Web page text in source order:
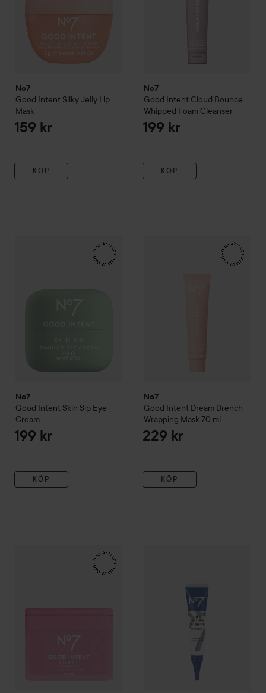
No7
Good Intent Silky Jelly Lip
Mask
159 kr
KÖP
No7
Good Intent Cloud Bounce
Whipped Foam Cleanser
199 kr
KÖP
No7
Good Intent Skin Sip Eye
Cream
199 kr
KÖP
Skin Sip Eye Cream
No7
Good Intent Dream Drench
Wrapping Mask 70 ml
229 kr
KÖP
Dream
Calm Fix Soothing Pads